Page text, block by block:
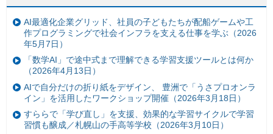
AI最適化企業グリッド、社員の子どもたちが配船ゲームや工
作プログラミングで社会インフラを支える仕事を学ぶ（2026
年5月7日）
「数学AI」で途中式まで理解できる学習支援ツールとは何か
（2026年4月13日）
AIで自分だけの折り紙をデザイン、 豊洲で「うさプロオンラ
イン」を活用したワークショップ開催（2026年3月18日）
すららで「学び直し」を支援、効果的な学習サイクルで学習
習慣も醸成／札幌山の手高等学校（2026年3月10日）